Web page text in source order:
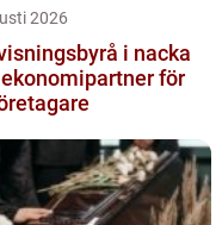
2026
i nacka
för